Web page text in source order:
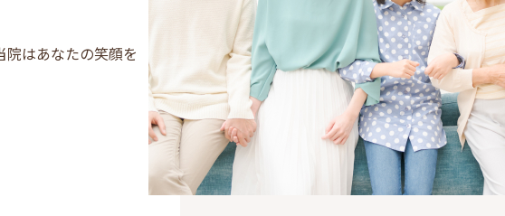
はあなたの笑顔を